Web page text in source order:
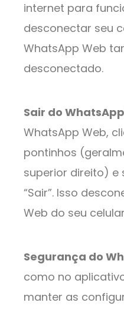
internet para
desconectar seu
WhatsApp Web
desconectado.
Sair do
WhatsApp Web,
pontinhos
superior direito) e
“Sair”. Isso
Web do seu
Segurança do
como no
manter as